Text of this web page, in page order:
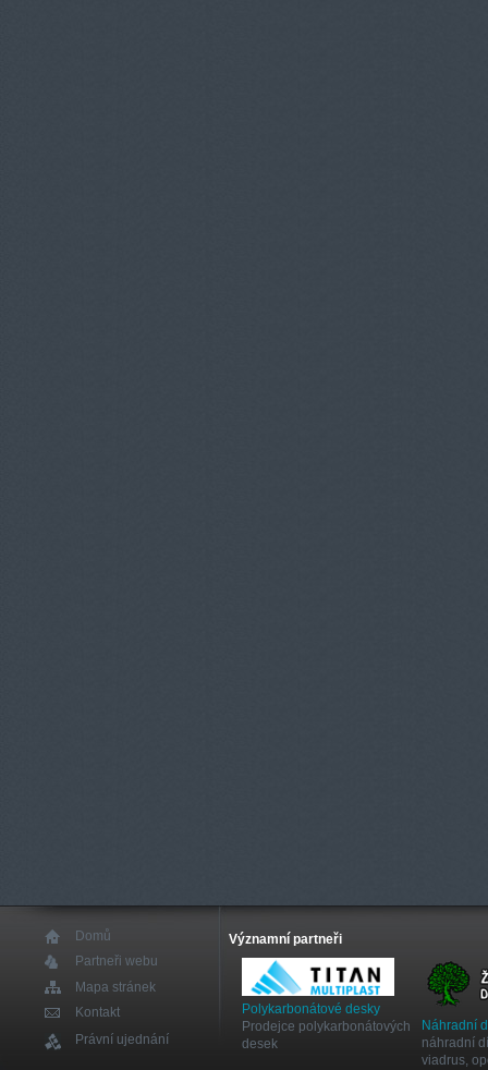
Domů
Partneři webu
Mapa stránek
Kontakt
Právní ujednání
Významní partneři
Polykarbonátové desky
Prodejce polykarbonátových
desek
Náhradní
náhradní
viadrus,